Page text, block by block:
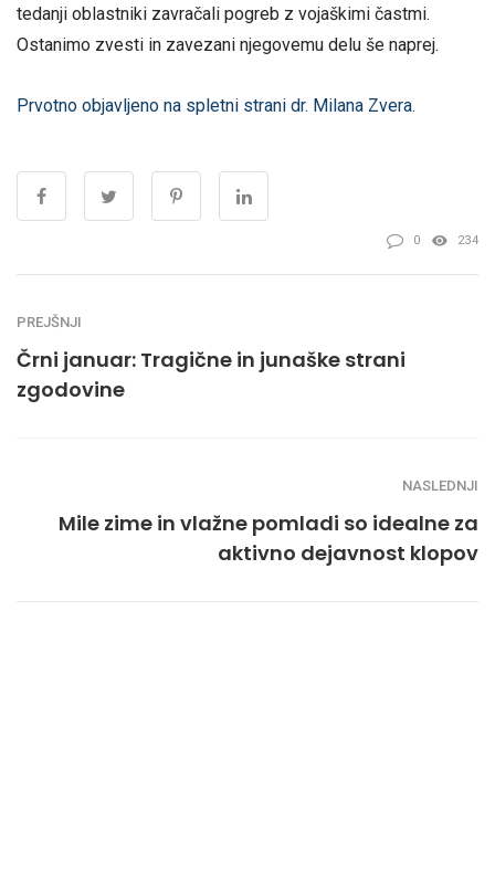
tedanji oblastniki zavračali pogreb z vojaškimi častmi.
Ostanimo zvesti in zavezani njegovemu delu še naprej.
Prvotno objavljeno na spletni strani dr. Milana Zvera.
0 234
PREJŠNJI
Črni januar: Tragične in junaške strani
zgodovine
NASLEDNJI
Mile zime in vlažne pomladi so idealne za
aktivno dejavnost klopov